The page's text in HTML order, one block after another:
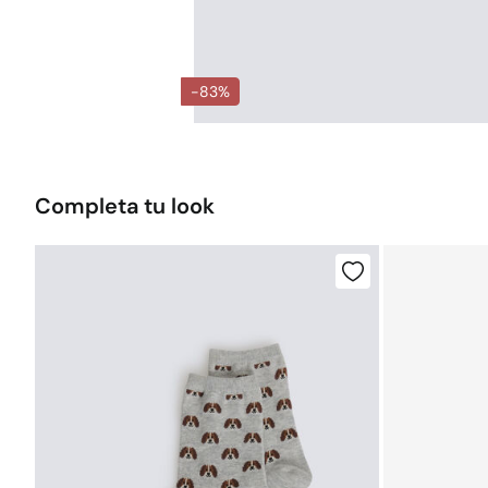
-83%
Completa tu look